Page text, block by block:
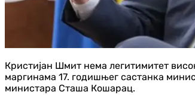
Кристијан Шмит нема легитимитет
маргинама 17. годишњег састанка
министара Сташа Кошарац.